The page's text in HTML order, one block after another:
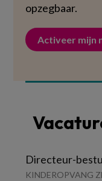
opzegbaar.
Activeer mijn
Directeur-
KINDEROPVANG